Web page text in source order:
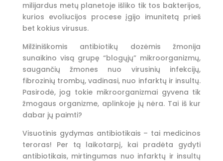
milijardus metų planetoje išliko tik tos bakterijos,
kurios evoliucijos procese įgijo imunitetą prieš
bet kokius virusus.
Milžiniškomis antibiotikų dozėmis žmonija
sunaikino visą grupę “blogųjų” mikroorganizmų,
saugančių žmones nuo virusinių infekcijų,
fibrozinių trombų, vadinasi, nuo infarktų ir insultų.
Pasirodė, jog tokie mikroorganizmai gyvena tik
žmogaus organizme, aplinkoje jų nėra. Tai iš kur
dabar jų paimti?
Visuotinis gydymas antibiotikais – tai medicinos
teroras! Per tą laikotarpį, kai pradėta gydyti
antibiotikais, mirtingumas nuo infarktų ir insultų